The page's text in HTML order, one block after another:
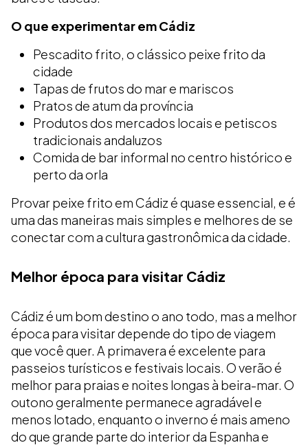
O que experimentar em Cádiz
Pescadito frito, o clássico peixe frito da
cidade
Tapas de frutos do mar e mariscos
Pratos de atum da província
Produtos dos mercados locais e petiscos
tradicionais andaluzos
Comida de bar informal no centro histórico e
perto da orla
Provar peixe frito em Cádiz é quase essencial, e é
uma das maneiras mais simples e melhores de se
conectar com a cultura gastronômica da cidade.
Melhor época para visitar Cádiz
Cádiz é um bom destino o ano todo, mas a melhor
época para visitar depende do tipo de viagem
que você quer. A primavera é excelente para
passeios turísticos e festivais locais. O verão é
melhor para praias e noites longas à beira-mar. O
outono geralmente permanece agradável e
menos lotado, enquanto o inverno é mais ameno
do que grande parte do interior da Espanha e